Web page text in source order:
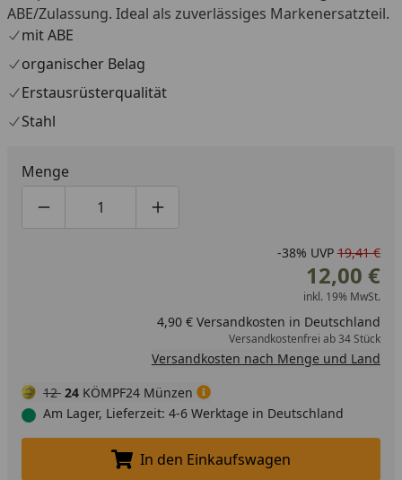
ABE/Zulassung. Ideal als zuverlässiges Markenersatzteil.
mit ABE
organischer Belag
Erstausrüsterqualität
Stahl
Menge
Produktmenge um eins verringern
Produktmenge manuell eingeben
Produktmenge um eins erhöhen
-38% UVP 19,41 €
12,00 €
inkl. 19% MwSt.
4,90 € Versandkosten in Deutschland
Versandkostenfrei ab 34 Stück
Versandkosten nach Menge und Land
12 24 KÖMPF24 Münzen
Am Lager, Lieferzeit: 4-6 Werktage in Deutschland
In den Einkaufswagen legen
In den Einkaufswagen